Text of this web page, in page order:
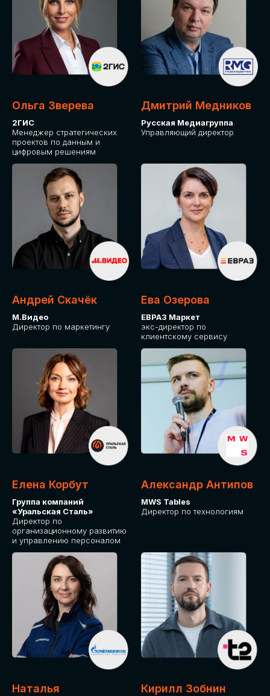
Ольга Зверева
2ГИС
Менеджер стратегических
проектов по данным и
цифровым решениям
Дмитрий Медников
Русская Медиагруппа
Управляющий директор
Андрей Скачёк
М.Видео
Директор по маркетингу
Ева Озерова
ЕВРАЗ Маркет
экс-директор по
клиентскому сервису
Елена Корбут
Группа компаний
«Уральская Сталь»
Директор по
организационному развитию
и управлению персоналом
Александр Антипов
MWS Tables
Директор по технологиям
Наталья
Кирилл Зобнин
Приглашаем стать спикером GLOBAL
TECH FORUM и поделиться своим
опытом и экспертизой. Будем рады
сотрудничеству!
СТАТЬ
СПИКЕРОМ
IT Solutions for Business